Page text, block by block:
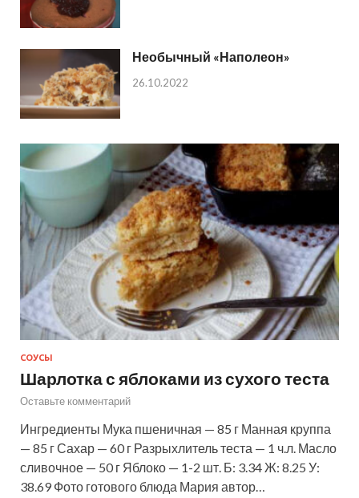
Необычный «Наполеон»
26.10.2022
СОУСЫ
Шарлотка с яблоками из сухого теста
Оставьте комментарий
Ингредиенты Мука пшеничная — 85 г Манная круппа
— 85 г Сахар — 60 г Разрыхлитель теста — 1 ч.л. Масло
сливочное — 50 г Яблоко — 1-2 шт. Б: 3.34 Ж: 8.25 У:
38.69 Фото готового блюда Мария автор…